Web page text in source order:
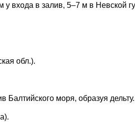
входа в залив, 5–7 м в Невской
обл.).
Балтийского моря, образуя